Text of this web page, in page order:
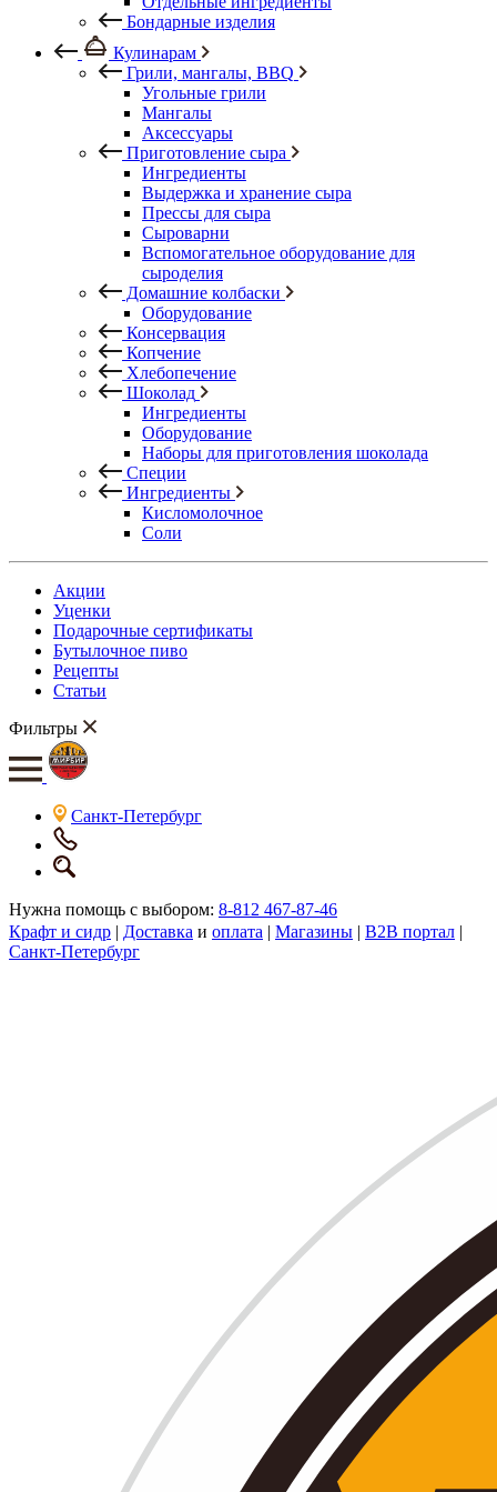
Бондарные изделия
Кулинарам
Грили, мангалы, BBQ
Угольные грили
Мангалы
Аксессуары
Приготовление сыра
Ингредиенты
Выдержка и хранение сыра
Прессы для сыра
Сыроварни
Вспомогательное оборудование для
сыроделия
Домашние колбаски
Оборудование
Консервация
Копчение
Хлебопечение
Шоколад
Ингредиенты
Оборудование
Наборы для приготовления шоколада
Специи
Ингредиенты
Кисломолочное
Соли
Акции
Уценки
Подарочные сертификаты
Бутылочное пиво
Рецепты
Статьи
Фильтры
Санкт-Петербург
Нужна помощь с выбором: 8-812 467-87-46
Крафт и сидр | Доставка и оплата | Магазины | B2B портал |
Санкт-Петербург